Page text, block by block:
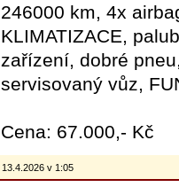
246000 km, 4x
KLIMATIZACE,
zařízení, dobré
servisovaný vůz,
Cena: 67.000,- Kč
13.4.2026 v 1:05